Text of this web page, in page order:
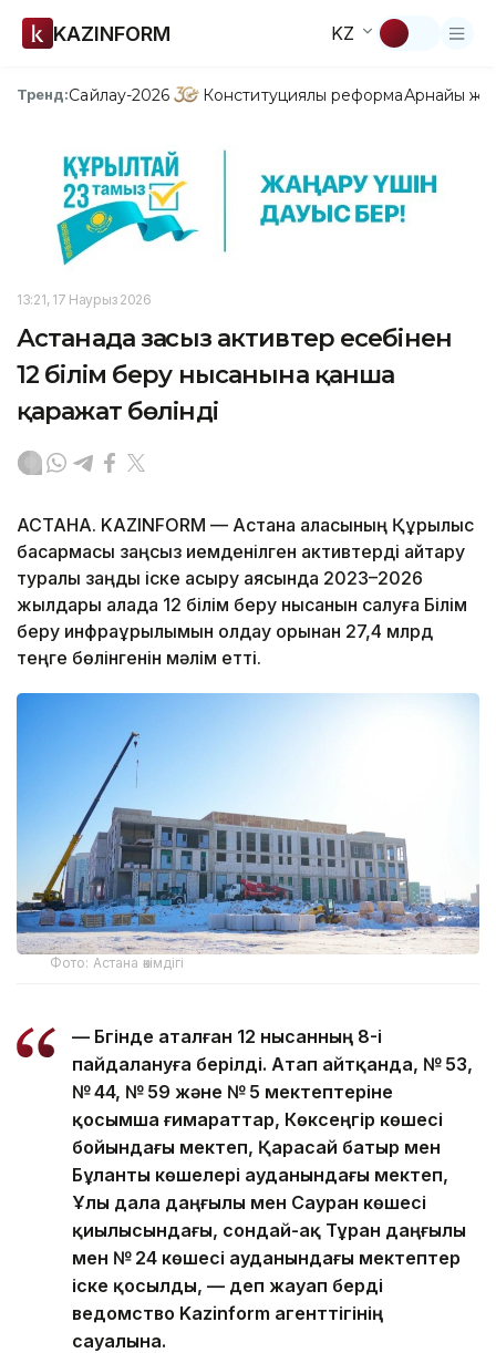
KAZINFORM KZ
Тренд:Сайлау-2026 Конституциялық реформаАрнайы
13:21, 17 Наурыз 2026
Астанада заңсыз активтер есебінен
12 білім беру нысанына қанша
қаражат бөлінді
АСТАНА. KAZINFORM — Астана қаласының Құрылыс
басқармасы заңсыз иемденілген активтерді қайтару
туралы заңды іске асыру аясында 2023–2026
жылдары қалада 12 білім беру нысанын салуға Білім
беру инфрақұрылымын қолдау қорынан 27,4 млрд
теңге бөлінгенін мәлім етті.
Фото: Астана әкімдігі
— Бүгінде аталған 12 нысанның 8-і
пайдалануға берілді. Атап айтқанда, № 53,
№ 44, № 59 және № 5 мектептеріне
қосымша ғимараттар, Көксеңгір көшесі
бойындағы мектеп, Қарасай батыр мен
Бұланты көшелері ауданындағы мектеп,
Ұлы дала даңғылы мен Сауран көшесі
қиылысындағы, сондай-ақ Тұран даңғылы
мен № 24 көшесі ауданындағы мектептер
іске қосылды, — деп жауап берді
ведомство Kazinform агенттігінің
сауалына.